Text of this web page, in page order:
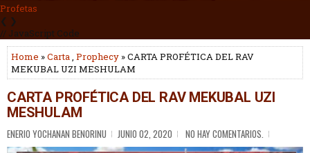
Guerreros
❮ ❯
// JavaScript Code
Home »Carta Prophecy » CARTA PROFÉTICA DEL RAV
MEKUBAL UZI MESHULAM
CARTA PROFÉTICA DEL RAV MEKUBAL UZI
MESHULAM
ENERIO YOCHANAN BENORINU JUNIO 02, 2020 NO HAY COMENTARIOS.